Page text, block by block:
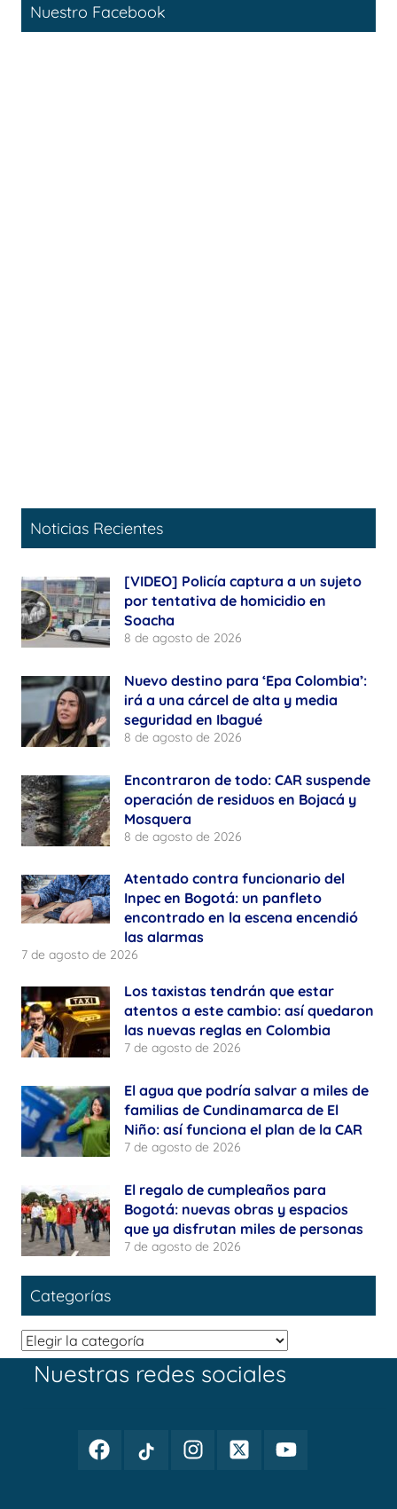
Nuestro Facebook
Noticias Recientes
[VIDEO] Policía captura a un sujeto
por tentativa de homicidio en
Soacha
8 de agosto de 2026
Nuevo destino para ‘Epa Colombia’:
irá a una cárcel de alta y media
seguridad en Ibagué
8 de agosto de 2026
Encontraron de todo: CAR suspende
operación de residuos en Bojacá y
Mosquera
8 de agosto de 2026
Atentado contra funcionario del
Inpec en Bogotá: un panfleto
encontrado en la escena encendió
las alarmas
7 de agosto de 2026
Los taxistas tendrán que estar
atentos a este cambio: así quedaron
las nuevas reglas en Colombia
7 de agosto de 2026
El agua que podría salvar a miles de
familias de Cundinamarca de El
Niño: así funciona el plan de la CAR
7 de agosto de 2026
El regalo de cumpleaños para
Bogotá: nuevas obras y espacios
que ya disfrutan miles de personas
7 de agosto de 2026
Categorías
Categorías
Nuestras redes sociales
FacebookTikTok
InstagramTwitterYoutube